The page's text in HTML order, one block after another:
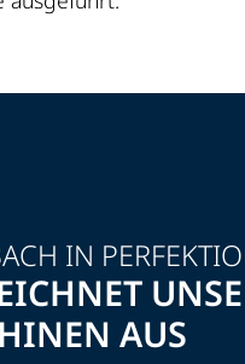
IN
AUS